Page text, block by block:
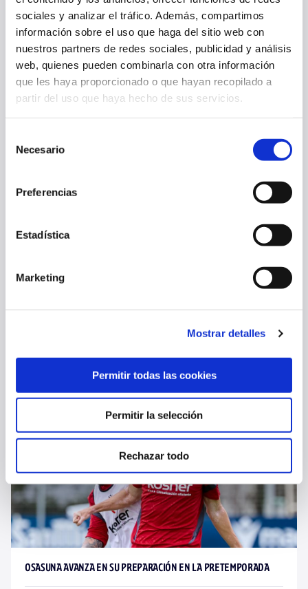
sociales y analizar el tráfico. Además, compartimos
información sobre el uso que haga del sitio web con
nuestros partners de redes sociales, publicidad y análisis
web, quienes pueden combinarla con otra información
que les haya proporcionado o que hayan recopilado a
partir del uso que haya hecho de sus servicios.
Necesario
Preferencias
Estadística
Marketing
Mostrar detalles
Permitir todas las cookies
Permitir la selección
Rechazar todo
LA CAMISETA DE LA JORNADA RETRO, EN PREVENTA
OTRAS 23 mar. 2026
OSASUNA COMPLETA LA ÚLTIMA SESIÓN PREVIA AL PARTIDO ANTE
OTRAS 26 jul. 2025
OSASUNA AVANZA EN SU PREPARACIÓN EN LA PRETEMPORADA